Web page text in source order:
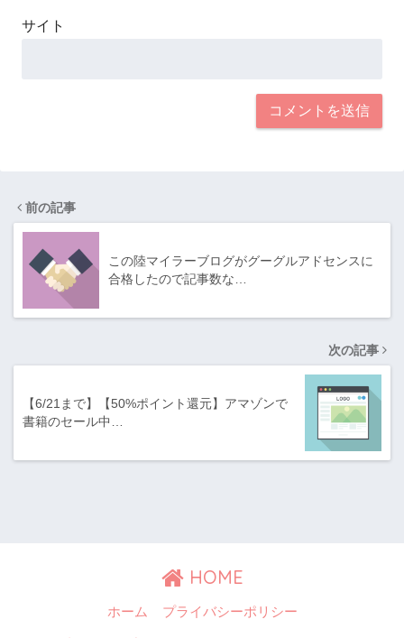
サイト
前の記事
この陸マイラーブログがグーグルアドセンスに
合格したので記事数な…
次の記事
【6/21まで】【50%ポイント還元】アマゾンで
書籍のセール中…
HOME
ホーム プライバシーポリシー